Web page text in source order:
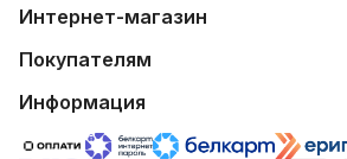
Интернет-магазин
Покупателям
Информация